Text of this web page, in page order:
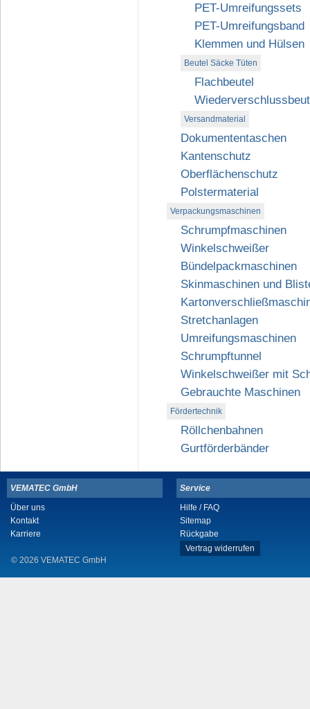
PET-Umreifungssets
PET-Umreifungsband
Klemmen und Hülsen
Beutel Säcke Tüten
Flachbeutel
Versandmaterial
Dokumententaschen
Kantenschutz
Oberflächenschutz
Polstermaterial
Verpackungsmaschinen
Schrumpfmaschinen
Winkelschweißer
Bündelpackmaschinen
Skinmaschinen und
Stretchanlagen
Umreifungsmaschinen
Schrumpftunnel
Winkelschweißer mit
Gebrauchte Maschinen
Fördertechnik
Röllchenbahnen
Gurtförderbänder
VEMATEC GmbH
Über uns
Kontakt
Karriere
© 2026 VEMATEC GmbH
Service
Hilfe / FAQ
Sitemap
Rückgabe
Vertrag widerrufen